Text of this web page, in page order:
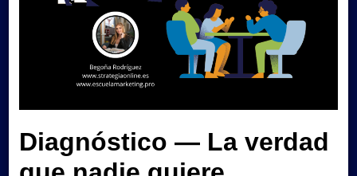
Diagnóstico — La verdad